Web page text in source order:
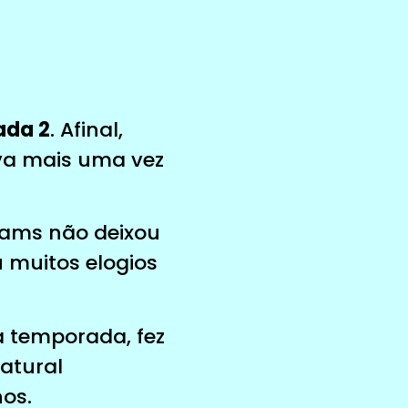
2. Afinal,
mais uma vez
não deixou
elogios
temporada, fez